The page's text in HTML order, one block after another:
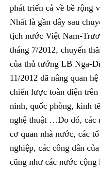
phát triển cả về bề rộng
Nhất là gần đây sau
tịch nước Việt Nam-
tháng 7/2012, chuyến
của thủ tướng LB Nga-
11/2012 đã nâng quan
chiến lược toàn diện
ninh, quốc phòng, kinh
nghệ thuật …Do đó, các
cơ quan nhà nước, các
nghiệp, các công dân
cũng như các nước